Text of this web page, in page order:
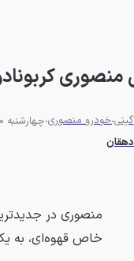
خودرو منصوری چهارشنبه 30 اردیبهشت 1405 - 20:00
دهقان
منصوری در
خاص قهوه‌ای، به